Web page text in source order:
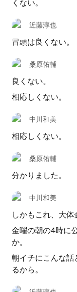
くない。
近藤淳也
冒頭は良くない。
桑原佑輔
良くない。
相応しくない。
中川和美
相応しくない。
桑原佑輔
分かりました。
中川和美
しかもこれ、大体
金曜の朝の4時に
か。
朝イチにこんな話
るから。